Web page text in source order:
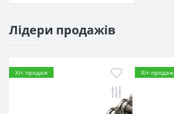
Лідери продажів
Хіт продаж Хіт продаж